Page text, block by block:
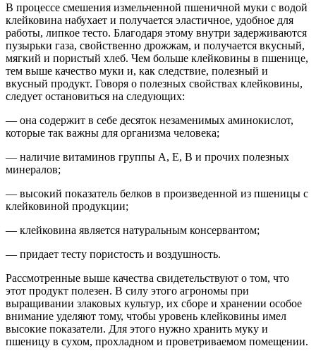
В процессе смешения измельченной пшеничной муки с водой
клейковина набухает и получается эластичное, удобное для
работы, липкое тесто. Благодаря этому внутри задерживаются
пузырьки газа, свойственно дрожжам, и получается вкусный,
мягкий и пористый хлеб. Чем больше клейковины в пшенице,
тем выше качество муки и, как следствие, полезный и
вкусный продукт. Говоря о полезных свойствах клейковины,
следует остановиться на следующих:
— она содержит в себе десяток незаменимых аминокислот,
которые так важны для организма человека;
— наличие витаминов группы А, Е, В и прочих полезных
минералов;
— высокий показатель белков в произведенной из пшеницы с
клейковиной продукции;
— клейковина является натуральным консервантом;
— придает тесту пористость и воздушность.
Рассмотренные выше качества свидетельствуют о том, что
этот продукт полезен. В силу этого агрономы при
выращивании злаковых культур, их сборе и хранении особое
внимание уделяют тому, чтобы уровень клейковины имел
высокие показатели. Для этого нужно хранить муку и
пшеницу в сухом, прохладном и проветриваемом помещении.